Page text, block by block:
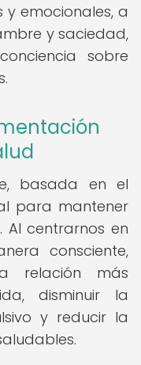
y emocionales, a
y saciedad,
sobre
basada en el
para mantener
Al centrarnos en
consciente,
relación más
disminuir la
y reducir la